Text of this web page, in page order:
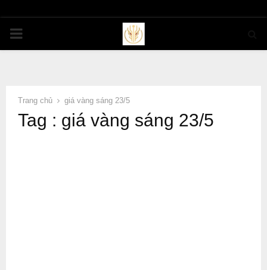
PRIMARY
Trang chủ giá vàng sáng 23/5
Tag : giá vàng sáng 23/5